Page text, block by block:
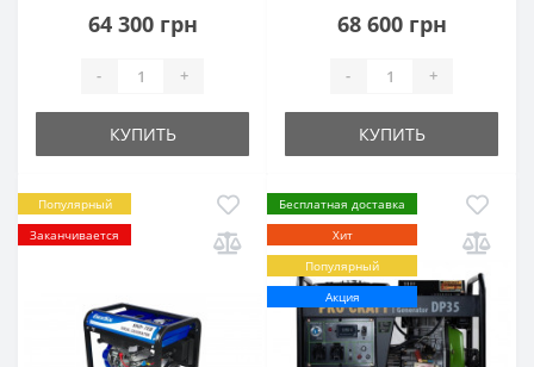
64 300 грн
- +
КУПИТЬ
68 600 грн
- +
КУПИТЬ
Популярный
Заканчивается
Бесплатная доставка
Хит
Популярный
Акция